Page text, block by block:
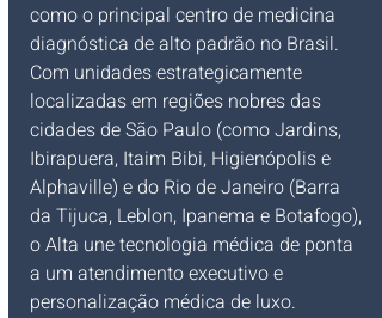
como o principal centro de medicina
diagnóstica de alto padrão no Brasil.
Com unidades estrategicamente
localizadas em regiões nobres das
cidades de São Paulo (como Jardins,
Ibirapuera, Itaim Bibi, Higienópolis e
Alphaville) e do Rio de Janeiro (Barra
da Tijuca, Leblon, Ipanema e Botafogo),
o Alta une tecnologia médica de ponta
a um atendimento executivo e
personalização médica de luxo.